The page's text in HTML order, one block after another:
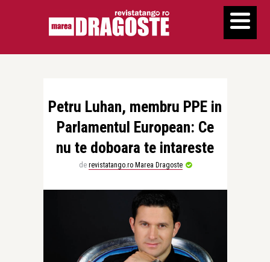
Petru Luhan, membru PPE in
Parlamentul European: Ce
nu te doboara te intareste
de revistatango.ro Marea Dragoste